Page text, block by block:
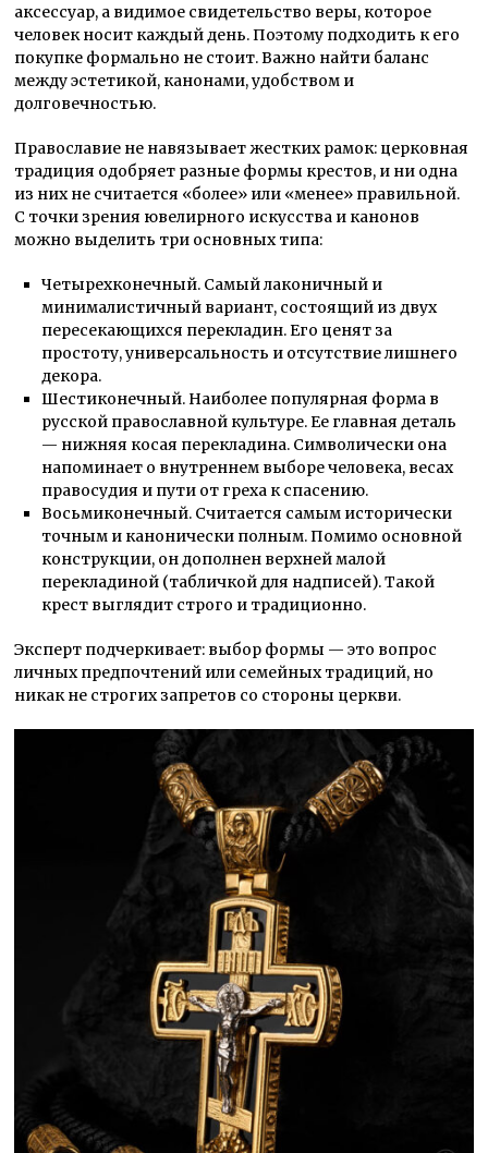
аксессуар, а видимое свидетельство веры, которое
человек носит каждый день. Поэтому подходить к его
покупке формально не стоит. Важно найти баланс
между эстетикой, канонами, удобством и
долговечностью.
Православие не навязывает жестких рамок: церковная
традиция одобряет разные формы крестов, и ни одна
из них не считается «более» или «менее» правильной.
С точки зрения ювелирного искусства и канонов
можно выделить три основных типа:
Четырехконечный.Самый лаконичный и
минималистичныйвариант, состоящий из двух
пересекающихся перекладин. Его ценят за
простоту, универсальность и отсутствие лишнего
декора.
Шестиконечный.Наиболее популярная форма в
русской православной культуре. Ее главная деталь
— нижняя косая перекладина. Символически она
напоминает о внутреннем выборе человека, весах
правосудия и пути от греха к спасению.
Восьмиконечный.Считается самым исторически
точным и канонически полным. Помимо основной
конструкции, он дополнен верхней малой
перекладиной (табличкой для надписей). Такой
крест выглядит строго и традиционно.
Эксперт подчеркивает: выбор формы —это вопрос
личных предпочтений или семейных традиций, но
никак не строгих запретов со стороны церкви.